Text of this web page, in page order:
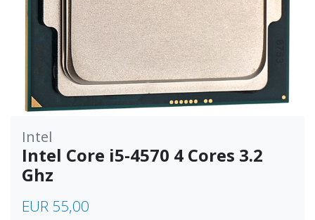
Intel
Intel Core i5-4570 4 Cores 3.2
Ghz
EUR 55,00